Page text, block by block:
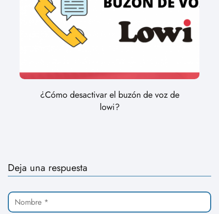
¿Cómo desactivar el buzón de voz de
lowi?
Deja una respuesta